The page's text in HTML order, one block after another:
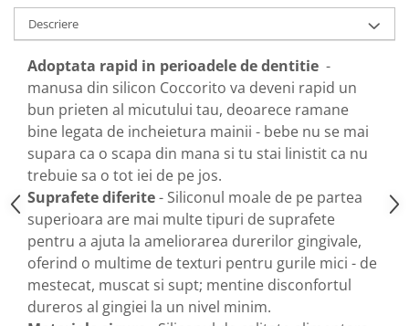
Laboratoire Francodex (15
produse)
Landgarten GMBH & CO.KG. (13
produse)
Laropharm (25 produse)
Lavera (4 produse)
Liking S.p.A. (3 produse)
Mebra Brasov (54 produse)
Nateen (28 produse)
Nature Tech (11 produse)
Ommia Skincare & Mothercare (9
Produse)
Organic Terra (2 produse)
Spumant de Baie
Ulei de Masaj
Uleiuri Esentiale
Unguente
Descriere
Adoptata rapid in perioadele de dentitie -
manusa din silicon Coccorito va deveni rapid un
bun prieten al micutului tau, deoarece ramane
bine legata de incheietura mainii - bebe nu se mai
supara ca o scapa din mana si tu stai linistit ca nu
trebuie sa o tot iei de pe jos.
Suprafete diferite- Siliconul moale de pe partea
superioara are mai multe tipuri de suprafete
pentru a ajuta la ameliorarea durerilor gingivale,
oferind o multime de texturi pentru gurile mici - de
mestecat, muscat si supt; mentine disconfortul
dureros al gingiei la un nivel minim.